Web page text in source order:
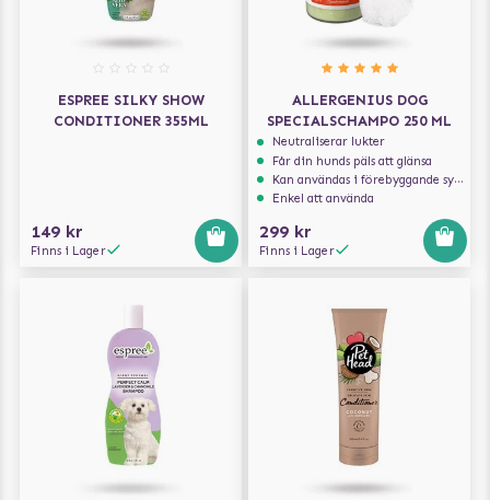
ESPREE SILKY SHOW
CONDITIONER 355ML
149 kr
Finns i Lager
ALLERGENIUS DOG
SPECIALSCHAMPO 250 ML
Neutraliserar lukter
Får din hunds päls att glänsa
Kan användas i förebyggande syfte
Enkel att använda
299 kr
Finns i Lager